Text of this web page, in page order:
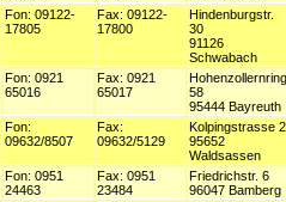
Fon: 09122-
17805
Fax: 09122-
17800
Hindenburgstr.
30
91126
Schwabach
Fon: 0921
65016
Fax: 0921
65017
Hohenzollernring
58
95444 Bayreuth
Fon:
09632/8507
Fax:
09632/5129
Kolpingstrasse 2
95652
Waldsassen
Fon: 0951
24463
Fax: 0951
23484
Friedrichstr. 6
96047 Bamberg